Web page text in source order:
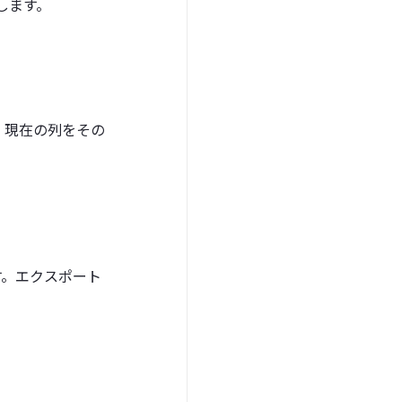
す。
在の列をその
エクスポート